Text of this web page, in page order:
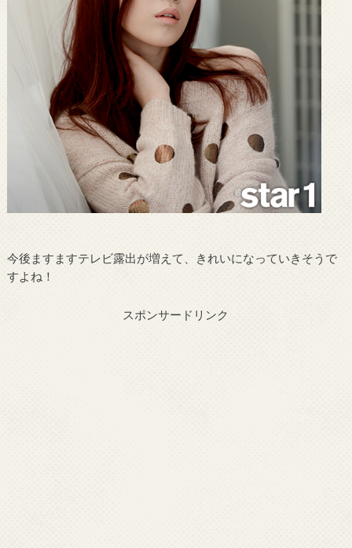
今後ますますテレビ露出が増えて、きれいになっていきそうで
すよね！
スポンサードリンク